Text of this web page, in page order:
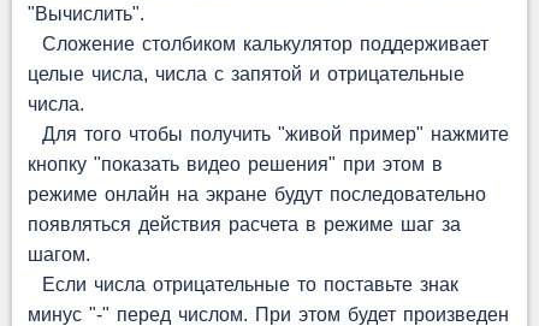
"Вычислить".
Сложение столбиком калькулятор поддерживает
целые числа, числа с запятой и отрицательные
числа.
Для того чтобы получить "живой пример" нажмите
кнопку "показать видео решения" при этом в
режиме онлайн на экране будут последовательно
появляться действия расчета в режиме шаг за
шагом.
Если числа отрицательные то поставьте знак
минус "-" перед числом. При этом будет произведен